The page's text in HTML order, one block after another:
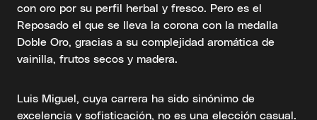
con oro por su perfil herbal y fresco. Pero es el
Reposado el que se lleva la corona con la medalla
Doble Oro, gracias a su complejidad aromática de
vainilla, frutos secos y madera.
Luis Miguel, cuya carrera ha sido sinónimo de
excelencia y sofisticación, no es una elección casual.